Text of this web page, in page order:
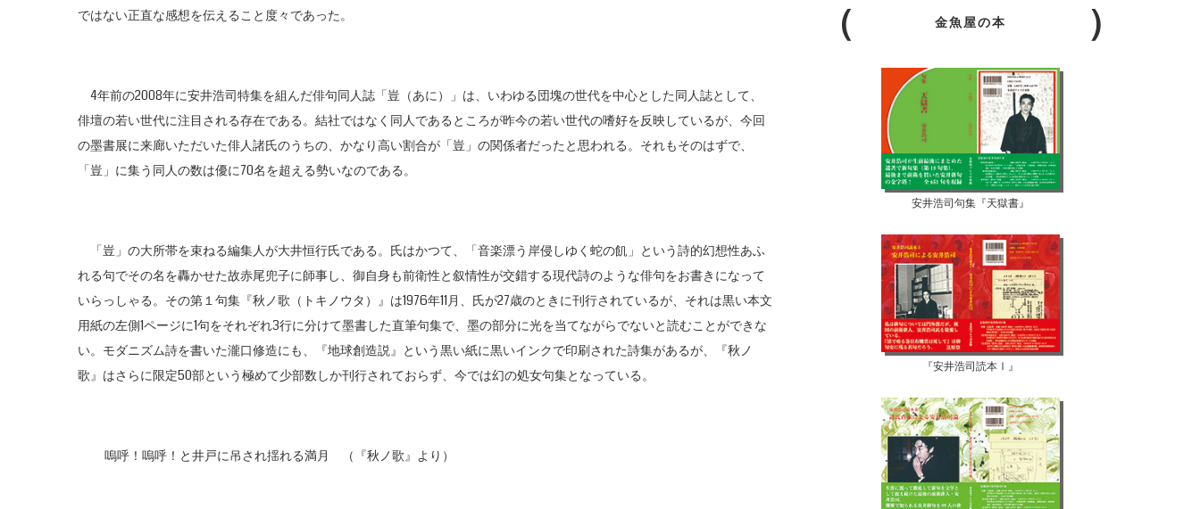
ではない正直な感想を伝えること度々であった。
4年前の2008年に安井浩司特集を組んだ俳句同人誌「豈（あに）」は、いわゆる団塊の世代を中心とした同人誌として、
俳壇の若い世代に注目される存在である。結社ではなく同人であるところが昨今の若い世代の嗜好を反映しているが、今回
の墨書展に来廊いただいた俳人諸氏のうちの、かなり高い割合が「豈」の関係者だったと思われる。それもそのはずで、
「豈」に集う同人の数は優に70名を超える勢いなのである。
「豈」の大所帯を束ねる編集人が大井恒行氏である。氏はかつて、「音楽漂う岸侵しゆく蛇の飢」という詩的幻想性あふ
れる句でその名を轟かせた故赤尾兜子に師事し、御自身も前衛性と叙情性が交錯する現代詩のような俳句をお書きになって
いらっしゃる。その第１句集『秋ノ歌（トキノウタ）』は1976年11月、氏が27歳のときに刊行されているが、それは黒い本文
用紙の左側1ページに1句をそれぞれ3行に分けて墨書した直筆句集で、墨の部分に光を当てながらでないと読むことができな
い。モダニズム詩を書いた瀧口修造にも、『地球創造説』という黒い紙に黒いインクで印刷された詩集があるが、『秋ノ
歌』はさらに限定50部という極めて少部数しか刊行されておらず、今では幻の処女句集となっている。
嗚呼！嗚呼！と井戸に吊され揺れる満月 （『秋ノ歌』より）
金魚屋の本
安井浩司句集『天獄書』
『安井浩司読本Ⅰ』